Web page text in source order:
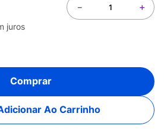
juros
＋
－
Comprar
Ao Carrinho